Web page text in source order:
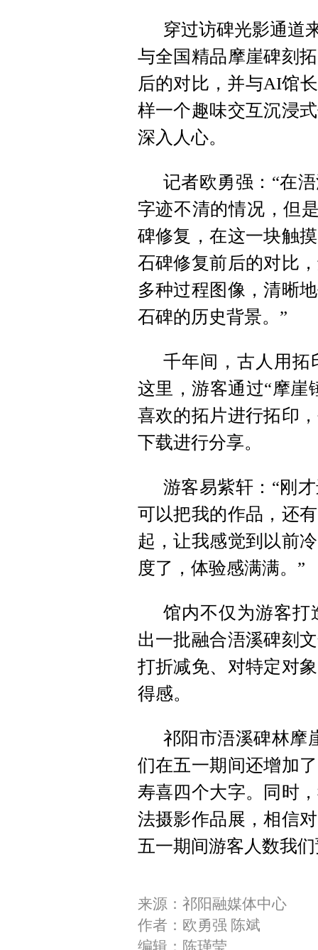
穿过访碑光影通道
与全国精品摩崖碑刻
后的对比，并与AI馆
样一个趣味交互沉浸
深入人心。
记者欧勇强：“在
字迹不清的情况，但
碑修复，在这一块触
石碑修复前后的对比
多种过程图像，清晰
石碑的历史背景。”
千年间，古人用拓
这里，游客通过“摩崖
喜欢的拓片进行拓印
下载进行分享。
游客易紫轩：“刚
可以把我的作品，还
起，让我感觉到以前
度了，体验感满满。”
馆内不仅为游客打
出一批融合浯溪碑刻
打折减免、对特定对
得感。
祁阳市浯溪碑林摩
们在五一期间还增加
寿喜四个大字。同时
法摄影作品展，相信
五一期间游客人数我
来源：祁阳融媒体中心
作者：欧勇强 陈斌
编辑：陈瑾莹